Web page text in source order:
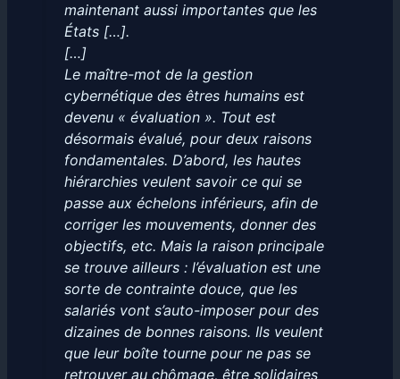
maintenant aussi importantes que les
États […].
[…]
Le maître-mot de la gestion
cybernétique des êtres humains est
devenu « évaluation ». Tout est
désormais évalué, pour deux raisons
fondamentales. D’abord, les hautes
hiérarchies veulent savoir ce qui se
passe aux échelons inférieurs, afin de
corriger les mouvements, donner des
objectifs, etc. Mais la raison principale
se trouve ailleurs : l’évaluation est une
sorte de contrainte douce, que les
salariés vont s’auto-imposer pour des
dizaines de bonnes raisons. Ils veulent
que leur boîte tourne pour ne pas se
retrouver au chômage, être solidaires